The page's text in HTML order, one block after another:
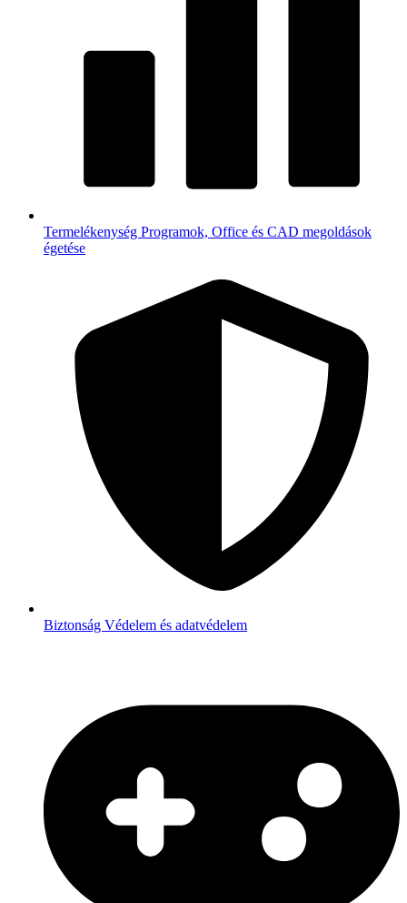
Termelékenység Programok, Office és CAD megoldások
égetése
Biztonság Védelem és adatvédelem